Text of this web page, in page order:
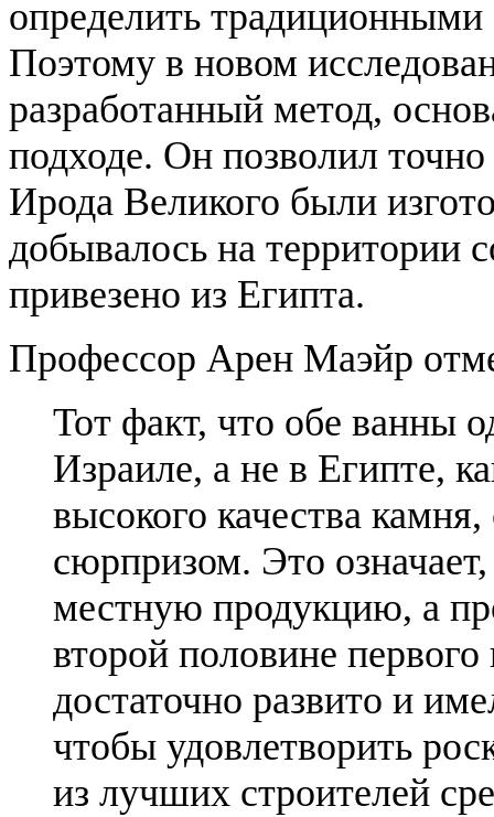
определить
Поэтому в новом
разработанный метод,
подходе. Он позволил
Ирода Великого были
добывалось на территории
привезено из Египта.
Профессор Арен Маэйр
Тот факт, что обе ванны
Израиле, а не в Египте,
высокого качества
сюрпризом. Это
местную продукцию, а
второй половине
достаточно развито и
чтобы удовлетворить
из лучших строителей